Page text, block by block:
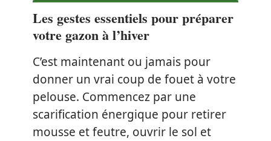
Les gestes essentiels pour préparer
votre gazon à l’hiver
C’est maintenant ou jamais pour
donner un vrai coup de fouet à votre
pelouse. Commencez par une
scarification énergique pour retirer
mousse et feutre, ouvrir le sol et